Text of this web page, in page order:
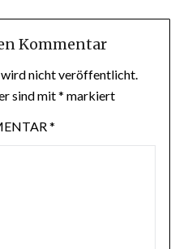
Kommentar
nicht veröffentlicht.
sind mit* markiert
*